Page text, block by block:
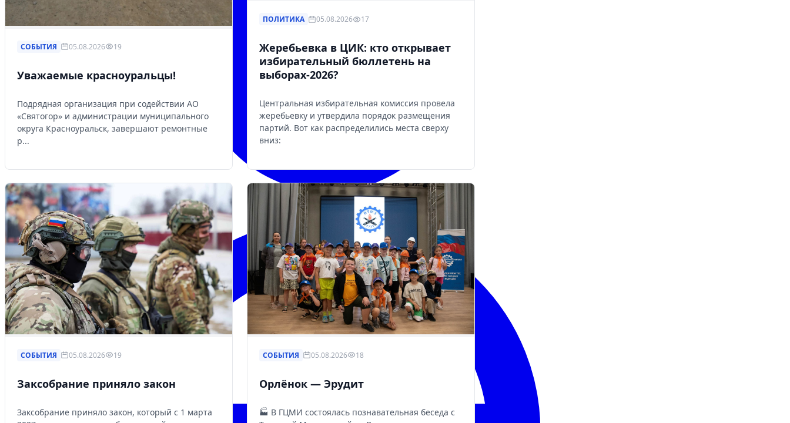
СОБЫТИЯ 05.08.2026 19
Уважаемые красноуральцы!
Подрядная организация при содействии АО
«Святогор» и администрации муниципального
округа Красноуральск, завершают ремонтные
р...
ПОЛИТИКА 05.08.2026 17
Жеребьевка в ЦИК: кто открывает
избирательный бюллетень на
выборах-2026?
Центральная избирательная комиссия провела
жеребьевку и утвердила порядок размещения
партий. Вот как распределились места сверху
вниз:
СОБЫТИЯ 05.08.2026 19
Заксобрание приняло закон
Заксобрание приняло закон, который с 1 марта
СОБЫТИЯ 05.08.2026 18
Орлёнок — Эрудит
🏭 В ГЦМИ состоялась познавательная беседа с